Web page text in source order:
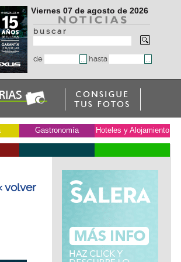
Viernes 07 de agosto de 2026
b u s c a r
de hasta
Gastronomía Hoteles y Alojamiento
volver